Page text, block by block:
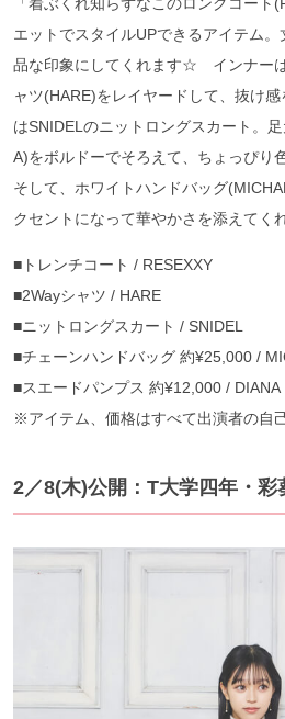
「着ぶくれ知らずなこのロングコート
エットでスタイルUPできるアイテム
品な印象にしてくれます☆ インナー
ャツ(HARE)をレイヤードして、抜け
はSNIDELのニットロングスカート。
A)をボルドーでそろえて、ちょっぴり
そして、ホワイトハンドバッグ
クセントになって華やかさを添えてく
■トレンチコート / RESEXXY
■2Wayシャツ / HARE
■ニットロングスカート / SNIDEL
■チェーンハンドバッグ 約¥25,000 /
■スエードパンプス 約¥12,000 / DIANA
※アイテム、価格はすべて出演者の自
2／8(木)公開：T大学四年・彩